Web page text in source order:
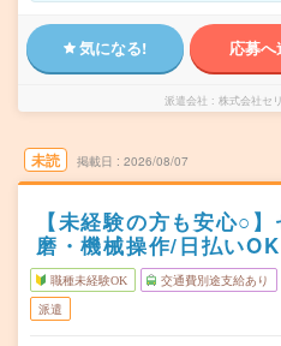
気になる! 応募へ
派遣会社 株式会社セ
未読 掲載日 2026/08/07
【未経験の方も安心○
磨・機械操作/日払いOK
職種未経験OK 交通費別途支給あり
派遣